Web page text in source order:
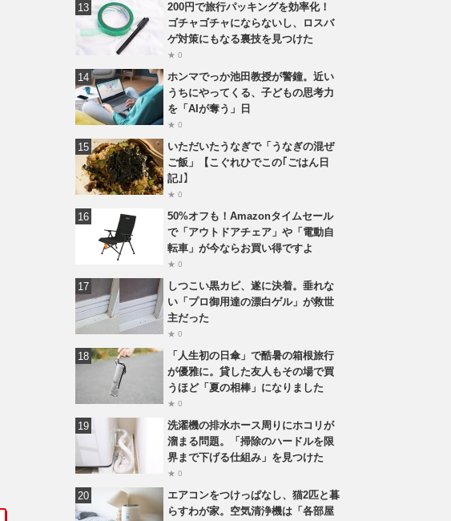
200円で旅行パッキングを効率化！
ゴチャゴチャにならないし、ロスバ
ゲ対策にもなる裏技を見つけた
★ 0
ホンマでっか池田教授が警鐘。近い
うちにやってくる、子どもの思考力
を「AIが奪う」日
★ 0
いただいたうなぎで「うなぎの混ぜ
ご飯」【こぐれひでこの｢ごはん日
記｣】
★ 0
50%オフも！Amazonタイムセール
で「アウトドアチェア」や「電動自
転車」が今ならお買い得ですよ
★ 0
しつこい黒カビ、遂に決着。垂れな
い「プロ御用達の漂白ゲル」が救世
主だった
★ 0
「人生初の日傘」で酷暑の箱根旅行
が優雅に。貸した友人もその場で買
うほど「夏の相棒」になりました
★ 0
洗濯機の排水ホース周りにホコリが
溜まる問題。「掃除のハードルを限
界まで下げる仕組み」を見つけた
★ 0
エアコンをつけっぱなし、猫2匹と暮
らすわが家。空気清浄機は「各部屋